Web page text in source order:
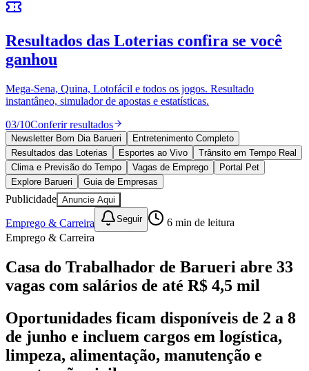
Anuncie no Portal
Cadastrar Empresa
Divulgar Vagas
Política
Esportes
Saúde
Segurança
Cultura
Meio Ambiente
Obras
Educação
Bairros de Barueri
AldeiaAldeia da SerraAldeia de BarueriAlphavilleBairro
Vista
Califórnia CarapicuíbaCentro Chácaras Marco
Cidades da
RegiãoCotiaCruz PretaEngenho NovoFazenda
MilitarItapeviJandiraJardim AudirJardim BelvalJardim
Califórnia
Jardim dos AltosJardim dos Camargos
Jardim
EsperançaJardim GrazielaJardim IracemaJardim ItaquitiJardim
Resultados das Loterias confira se você
ganhou
Mega-Sena, Quina, Lotofácil e todos os jogos. Resultado
instantâneo, simulador de apostas e estatísticas.
03/10Conferir resultados
Newsletter Bom Dia Barueri
Entretenimento Completo
Resultados das Loterias
Esportes ao Vivo
Trânsito em Tempo Real
Clima e Previsão do Tempo
Vagas de Emprego
Portal Pet
Explore Barueri
Guia de Empresas
Publicidade Anuncie Aqui
Emprego & Carreira Seguir 6 min de leitura
Emprego & Carreira
Casa do Trabalhador de Barueri abre 33
vagas com salários de até R$ 4,5 mil
Oportunidades ficam disponíveis de 2 a 8
de junho e incluem cargos em logística,
limpeza, alimentação, manutenção e